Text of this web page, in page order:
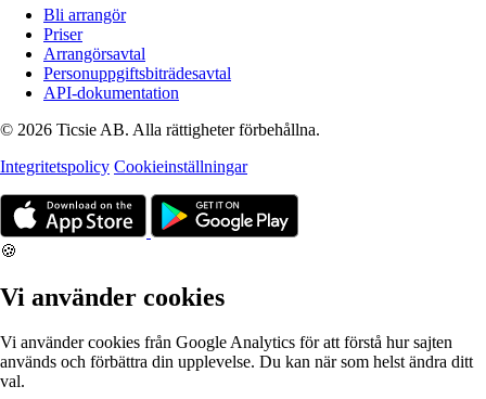
Bli arrangör
Priser
Arrangörsavtal
Personuppgiftsbiträdesavtal
API-dokumentation
© 2026 Ticsie AB. Alla rättigheter förbehållna.
Integritetspolicy Cookieinställningar
🍪
Vi använder cookies
Vi använder cookies från Google Analytics för att förstå hur sajten
används och förbättra din upplevelse. Du kan när som helst ändra ditt
val.